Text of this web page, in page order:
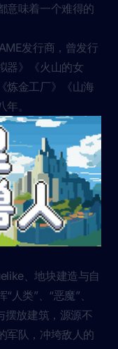
意味着一个难得的
发行商，曾发行
器》《火山的女
炼金工厂》《山海
。
、地块建造与自
人类”、“恶魔”、
摆放建筑，源源不
军队，冲垮敌人的